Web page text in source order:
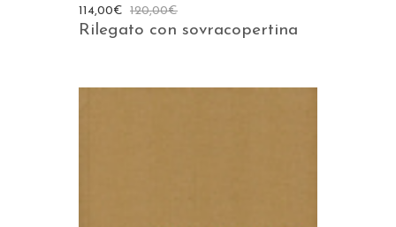
120,00€
114,00€
Rilegato con sovracopertina